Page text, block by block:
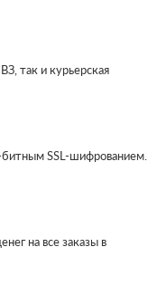
так и курьерская
SSL-шифрованием.
на все заказы в